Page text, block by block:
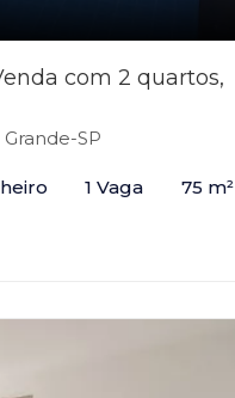
com 2 quartos,
Grande-SP
1 Vaga 75 m²